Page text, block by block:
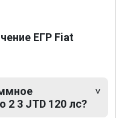
ЕГР Fiat
2 3 JTD 120 лс?